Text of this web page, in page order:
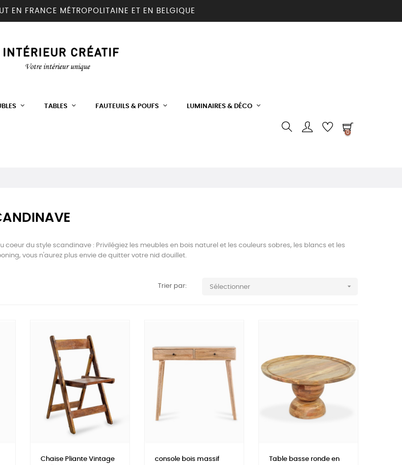
EN FRANCE MÉTROPOLITAINE ET EN BELGIQUE
TABLES FAUTEUILS & POUFS LUMINAIRES & DÉCO
0
coeur du style scandinave : Privilégiez les meubles en bois naturel et les couleurs sobres, les blancs et les
vous n'aurez plus envie de quitter votre nid douillet.
Trier par: Sélectionner 
Chaise Pliante Vintage
console bois massif
Table basse ronde en